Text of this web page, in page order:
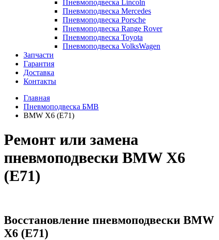
Пневмоподвеска Lincoln
Пневмоподвеска Mercedes
Пневмоподвеска Porsche
Пневмоподвеска Range Rover
Пневмоподвеска Toyota
Пневмоподвеска VolksWagen
Запчасти
Гарантия
Доставка
Контакты
Главная
Пневмоподвеска БМВ
BMW X6 (E71)
Ремонт или замена
пневмоподвески BMW X6
(E71)
Восстановление пневмоподвески BMW
X6 (E71)